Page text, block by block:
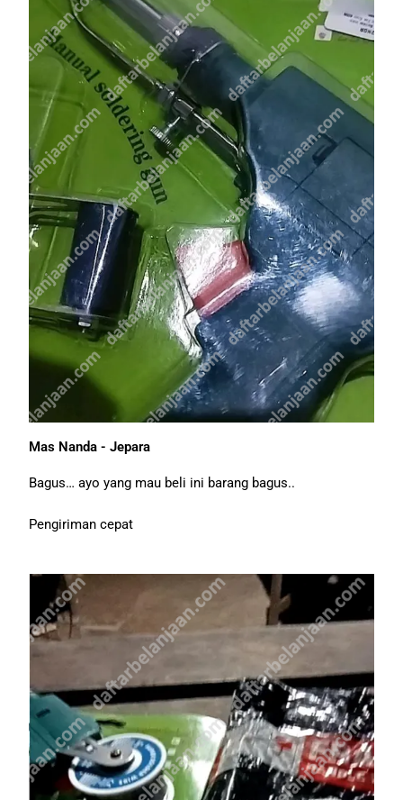
Mas Nanda - Jepara
Bagus… ayo yang mau beli ini barang bagus..
Pengiriman cepat